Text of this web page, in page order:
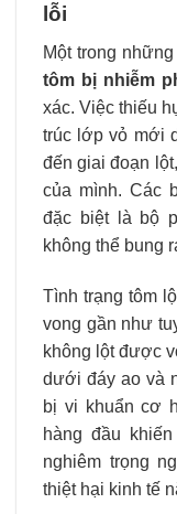
lỗi
Một trong
tôm bị nhiễm
xác. Việc thiếu
trúc lớp vỏ mới
đến giai đoạn
của mình. Các
đặc biệt là bộ
không thể bung
Tình trạng tôm
vong gần như
không lột được
dưới đáy ao và
bị vi khuẩn cơ
hàng đầu
nghiêm trọng
thiệt hại kinh tế